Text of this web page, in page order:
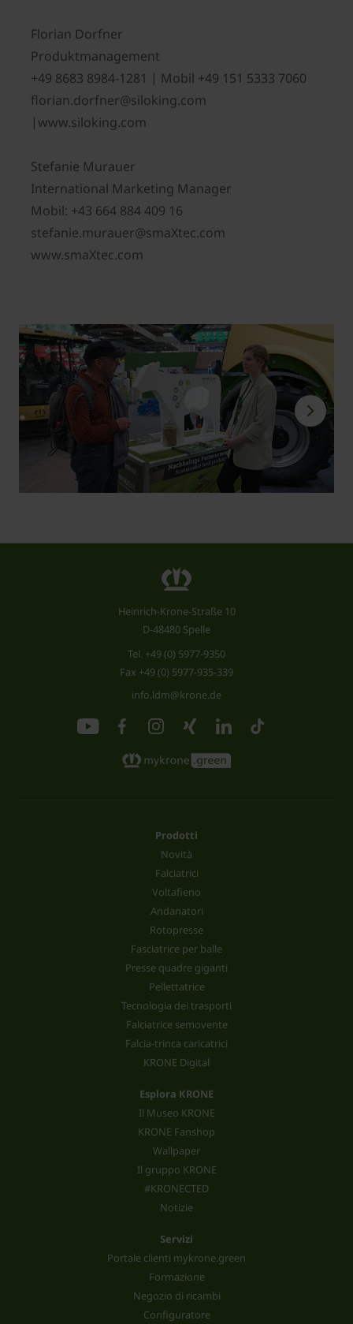
Florian Dorfner
Produktmanagement
+49 8683 8984-1281 | Mobil +49 151 5333 7060
florian.dorfner@siloking.com
|www.siloking.com
Stefanie Murauer
International Marketing Manager
Mobil: +43 664 884 409 16
stefanie.murauer@smaXtec.com
www.smaXtec.com
Heinrich-Krone-Straße 10
D-48480 Spelle
Tel. +49 (0) 5977-9350
Fax +49 (0) 5977-935-339
info.ldm@krone.de
Prodotti
Novità
Falciatrici
Voltafieno
Andanatori
Rotopresse
Fasciatrice per balle
Presse quadre giganti
Pellettatrice
Tecnologia dei trasporti
Falciatrice semovente
Falcia-trinca caricatrici
KRONE Digital
Esplora KRONE
Il Museo KRONE
KRONE Fanshop
Wallpaper
Il gruppo KRONE
#KRONECTED
Notizie
Servizi
Portale clienti mykrone.green
Formazione
Negozio di ricambi
Configuratore